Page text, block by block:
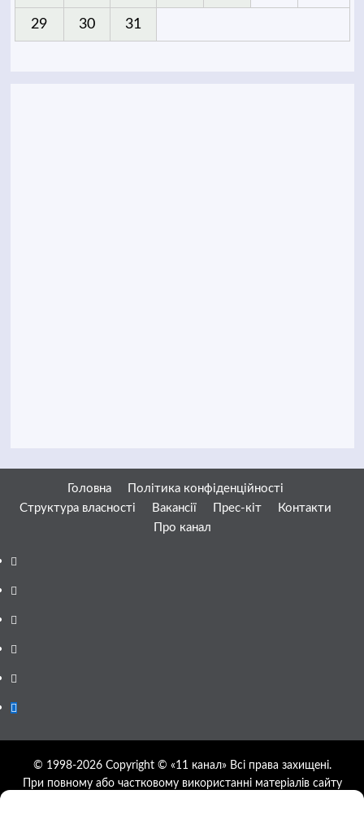
29 30 31
Головна
Політика конфіденційності
Структура власності
Вакансії Прес-кіт
Контакти
Про канал
Facebook
YouTube
Telegram
Instagram
Twitter
Google
© 1998-2026 Copyright © «11 канал» Всі права захищені.
При повному або частковому використанні матеріалів сайту